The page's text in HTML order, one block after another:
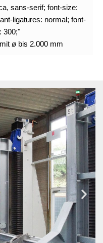
sans-serif; font-size:
ligatures: normal; font-
300;"
ø bis 2.000 mm